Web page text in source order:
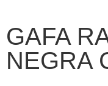
GAFA
NEGRA